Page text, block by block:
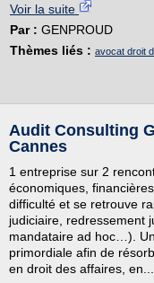
Voir la suite
Par : GENPROUD
Thèmes liés : avocat droit
Audit Consulting
Cannes
1 entreprise sur 2
économiques,
difficulté et se retrouve
judiciaire, redressement
mandataire ad hoc…).
primordiale afin de
en droit des affaires, en...